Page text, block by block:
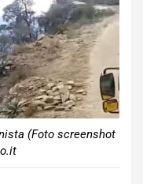
(Foto screenshot